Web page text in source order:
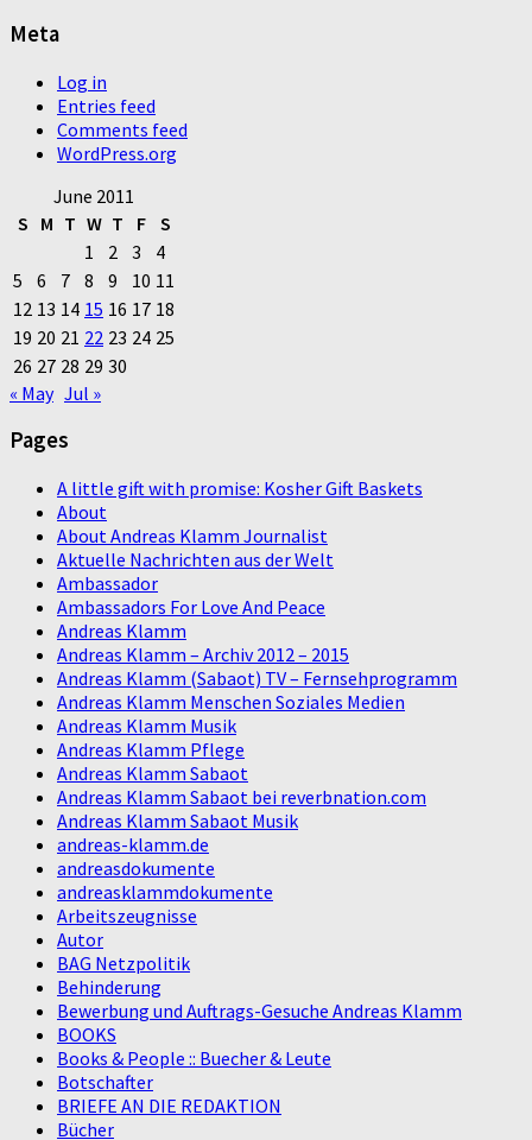
Meta
Log in
Entries feed
Comments feed
WordPress.org
June 2011
S M T W T F S
1
2 3
4
5
6 7 8 9 10 11
12 13 14 15 16 17 18
19 20 21 22 23 24 25
26 27 28 29 30
« May Jul »
Pages
A little gift with promise: Kosher Gift Baskets
About
About Andreas Klamm Journalist
Aktuelle Nachrichten aus der Welt
Ambassador
Ambassadors For Love And Peace
Andreas Klamm
Andreas Klamm – Archiv 2012 – 2015
Andreas Klamm (Sabaot) TV – Fernsehprogramm
Andreas Klamm Menschen Soziales Medien
Andreas Klamm Musik
Andreas Klamm Pflege
Andreas Klamm Sabaot
Andreas Klamm Sabaot bei reverbnation.com
Andreas Klamm Sabaot Musik
andreas-klamm.de
andreasdokumente
andreasklammdokumente
Arbeitszeugnisse
Autor
BAG Netzpolitik
Behinderung
Bewerbung und Auftrags-Gesuche Andreas Klamm
BOOKS
Books & People :: Buecher & Leute
Botschafter
BRIEFE AN DIE REDAKTION
Bücher